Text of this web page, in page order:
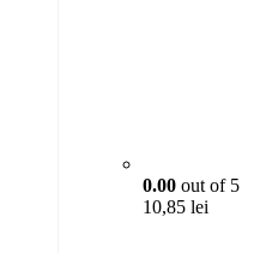
0.00 out of 5
10,85 lei